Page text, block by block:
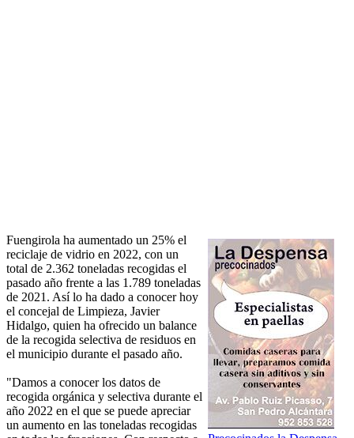
Fuengirola ha aumentado un 25% el
reciclaje de vidrio en 2022, con un
total de 2.362 toneladas recogidas el
pasado año frente a las 1.789 toneladas
de 2021. Así lo ha dado a conocer hoy
el concejal de Limpieza, Javier
Hidalgo, quien ha ofrecido un balance
de la recogida selectiva de residuos en
el municipio durante el pasado año.
"Damos a conocer los datos de
recogida orgánica y selectiva durante el
año 2022 en el que se puede apreciar
un aumento en las toneladas recogidas